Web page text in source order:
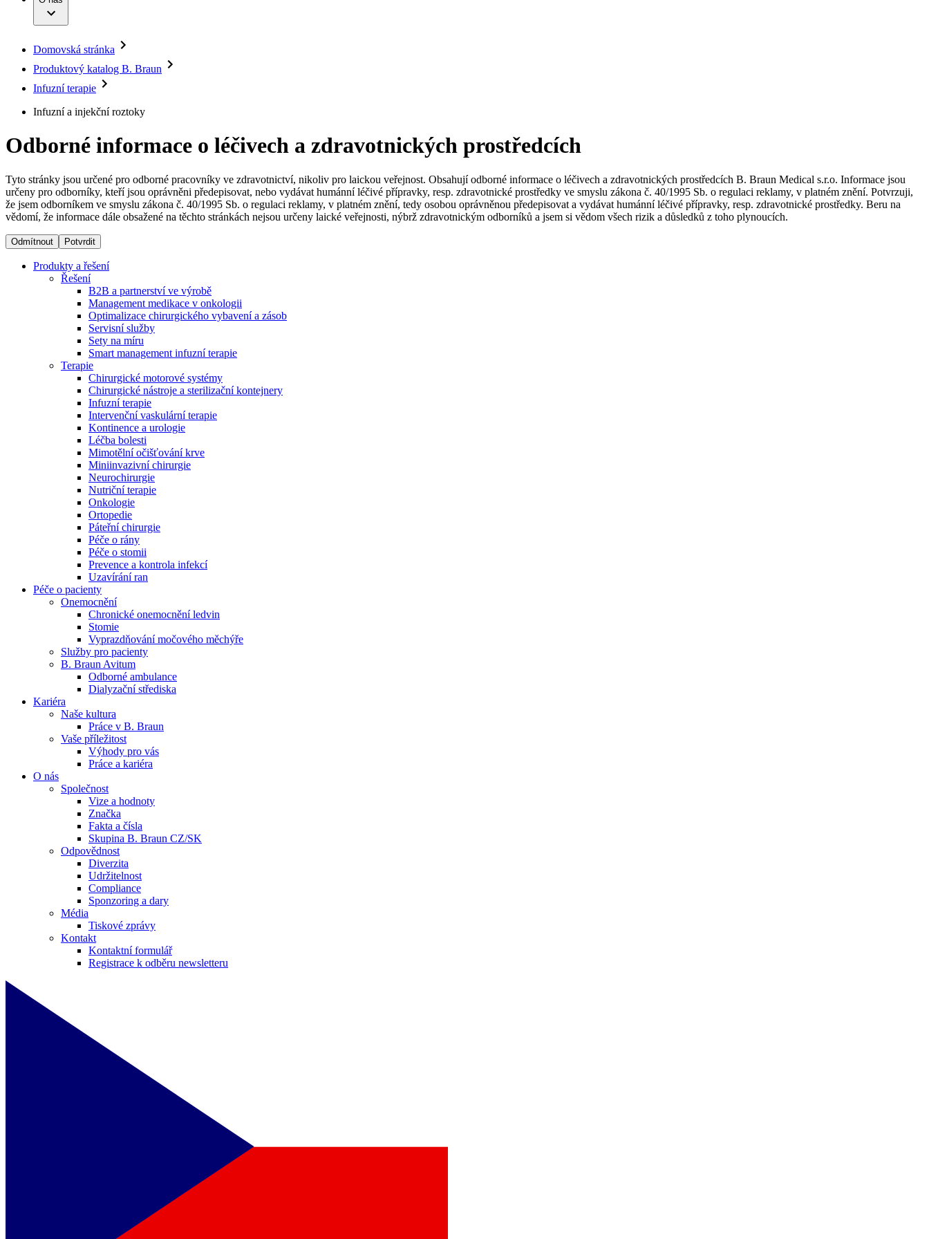
Léčba bolesti
Mimotělní očišťování krve
Miniinvazivní chirurgie
Neurochirurgie
Nutriční terapie
Ortopedie
Péče o rány
Péče o stomii
Uzavírání ran
Řešení
Terapie
Produktový katalog​
Objevte naše produkty. Navštivte produktový katalog B. Braun s našim kompletním produktovým portfoliem.
Onemocnění
B. Braun Avitum
Dialyzační střediska​
B. Braun Avitum poskytuje kvalitní dialyzační péči ve všech svých střediscích v České republice. Více informací se dozvíte na stránkách jednotlivých středisek.
Vaše příležitost​
Nabídky pracovních míst
Objevte své kariérní příležitosti ​v B. Braun. Vyhledejte náš trh práce​ pro zajímavé pozice.​
Média
Tiskové zprávy
Registrace k odběru newsletteru
Společnost
Odpovědnost
Média
Kontakt
Zůstaňte v dialogu s B. Braun. ​Kontaktujte nás.​
Domovská stránka
Produktový katalog B. Braun
Infuzní terapie
Infuzní a injekční roztoky
Odborné informace o léčivech a zdravotnických prostředcích
Tyto stránky jsou určené pro odborné pracovníky ve zdravotnictví, nikoliv pro laickou veřejnost. Obsahují odborné informace o léčivech a zdravotnických prostředcích B. Braun Medical s.r.o. Informace jsou
určeny pro odborníky, kteří jsou oprávněni předepisovat, nebo vydávat humánní léčivé přípravky, resp. zdravotnické prostředky ve smyslu zákona č. 40/1995 Sb. o regulaci reklamy, v platném znění. Potvrzuji,
že jsem odborníkem ve smyslu zákona č. 40/1995 Sb. o regulaci reklamy, v platném znění, tedy osobou oprávněnou předepisovat a vydávat humánní léčivé přípravky, resp. zdravotnické prostředky. Beru na
vědomí, že informace dále obsažené na těchto stránkách nejsou určeny laické veřejnosti, nýbrž zdravotnickým odborníků a jsem si vědom všech rizik a důsledků z toho plynoucích.
Odmítnout Potvrdit
Produkty a řešení
Řešení
B2B a partnerství ve výrobě
Management medikace v onkologii
Optimalizace chirurgického vybavení a zásob
Servisní služby
Sety na míru
Smart management infuzní terapie​
Terapie
Chirurgické motorové systémy
Chirurgické nástroje a sterilizační kontejnery
Infuzní terapie
Intervenční vaskulární terapie
Kontinence a urologie
Léčba bolesti
Mimotělní očišťování krve
Miniinvazivní chirurgie
Neurochirurgie
Nutriční terapie
Onkologie
Ortopedie
Páteřní chirurgie
Péče o rány
Péče o stomii
Prevence a kontrola infekcí
Uzavírání ran
Péče o pacienty
Onemocnění
Chronické onemocnění ledvin
Stomie
Vyprazdňování močového měchýře
Služby pro pacienty
B. Braun Avitum
Odborné ambulance
Dialyzační střediska
Kariéra
Naše kultura
Práce v B. Braun
Vaše příležitost​
Výhody pro vás
Práce a kariéra
O nás
Společnost
Vize a hodnoty
Značka
Fakta a čísla
Skupina B. Braun CZ/SK
Odpovědnost
Diverzita
Udržitelnost
Compliance
Sponzoring a dary
Média
Tiskové zprávy
Kontakt
Kontaktní formulář
Registrace k odběru newsletteru